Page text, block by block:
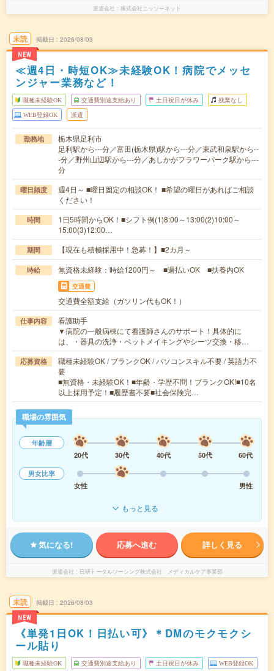
派遣会社 株式会社ニッソーネット
未読
NEW
掲載日 2026/08/03
≪週4日・時短OK≫未経験OK！病院でメッセ
ンジャー業務など！
職種未経験OK 交通費別途支給あり 土日祝日が休み 残業なし
WEB登録OK 派遣
勤務地
栃木県足利市
足利駅から---分／富田(栃木県)駅から---分／東武和泉駅から--
-分／野州山辺駅から---分／あしかがフラワーパーク駅から---
分
曜日頻度
週4日～ ■曜日固定の相談OK！ ■希望の曜日があればご相談
ください！
時間
1日5時間からOK！■シフト例(1)8:00～13:00(2)10:00～
15:00(3)12:00…
期間 【現在も積極採用中！急募！】■2カ月～
時給 無資格未経験：時給1200円～ ■週払いOK ■扶養内OK
交通費
交通費全額支給（ガソリン代もOK！）
仕事内容
看護助手
▼病院の一般病棟にて看護師さんのサポート！具体的に
は、・器具の洗浄・ベットメイキングやシーツ交換・移…
応募資格
職種未経験OK / ブランクOK / パソコンスキル不要 / 英語力不
要
■無資格・未経験OK！■年齢・学歴不問！ブランクOK!■10名
以上採用予定！■履歴書不要■社会保険完…
職場の雰囲気
年齢層
20代
30代 40代 50代
60代
男女比率
女性
男性
もっと見る
気になる! 応募へ進む 詳しく見る
派遣会社 日研トータルソーシング株式会社 メディカルケア事業部
未読
NEW
掲載日 2026/08/03
《単発1日OK！日払い可》＊DMのモクモクシ
ール貼り
職種未経験OK 交通費別途支給あり 土日祝日が休み WEB登録OK